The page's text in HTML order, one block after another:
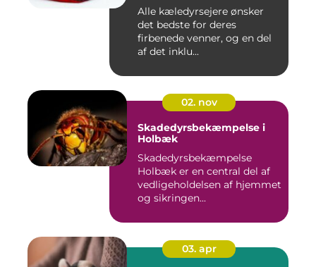
Alle kæledyrsejere ønsker
det bedste for deres
firbenede venner, og en del
af det inklu...
02. nov
Skadedyrsbekæmpelse i
Holbæk
Skadedyrsbekæmpelse
Holbæk er en central del af
vedligeholdelsen af hjemmet
og sikringen...
03. apr